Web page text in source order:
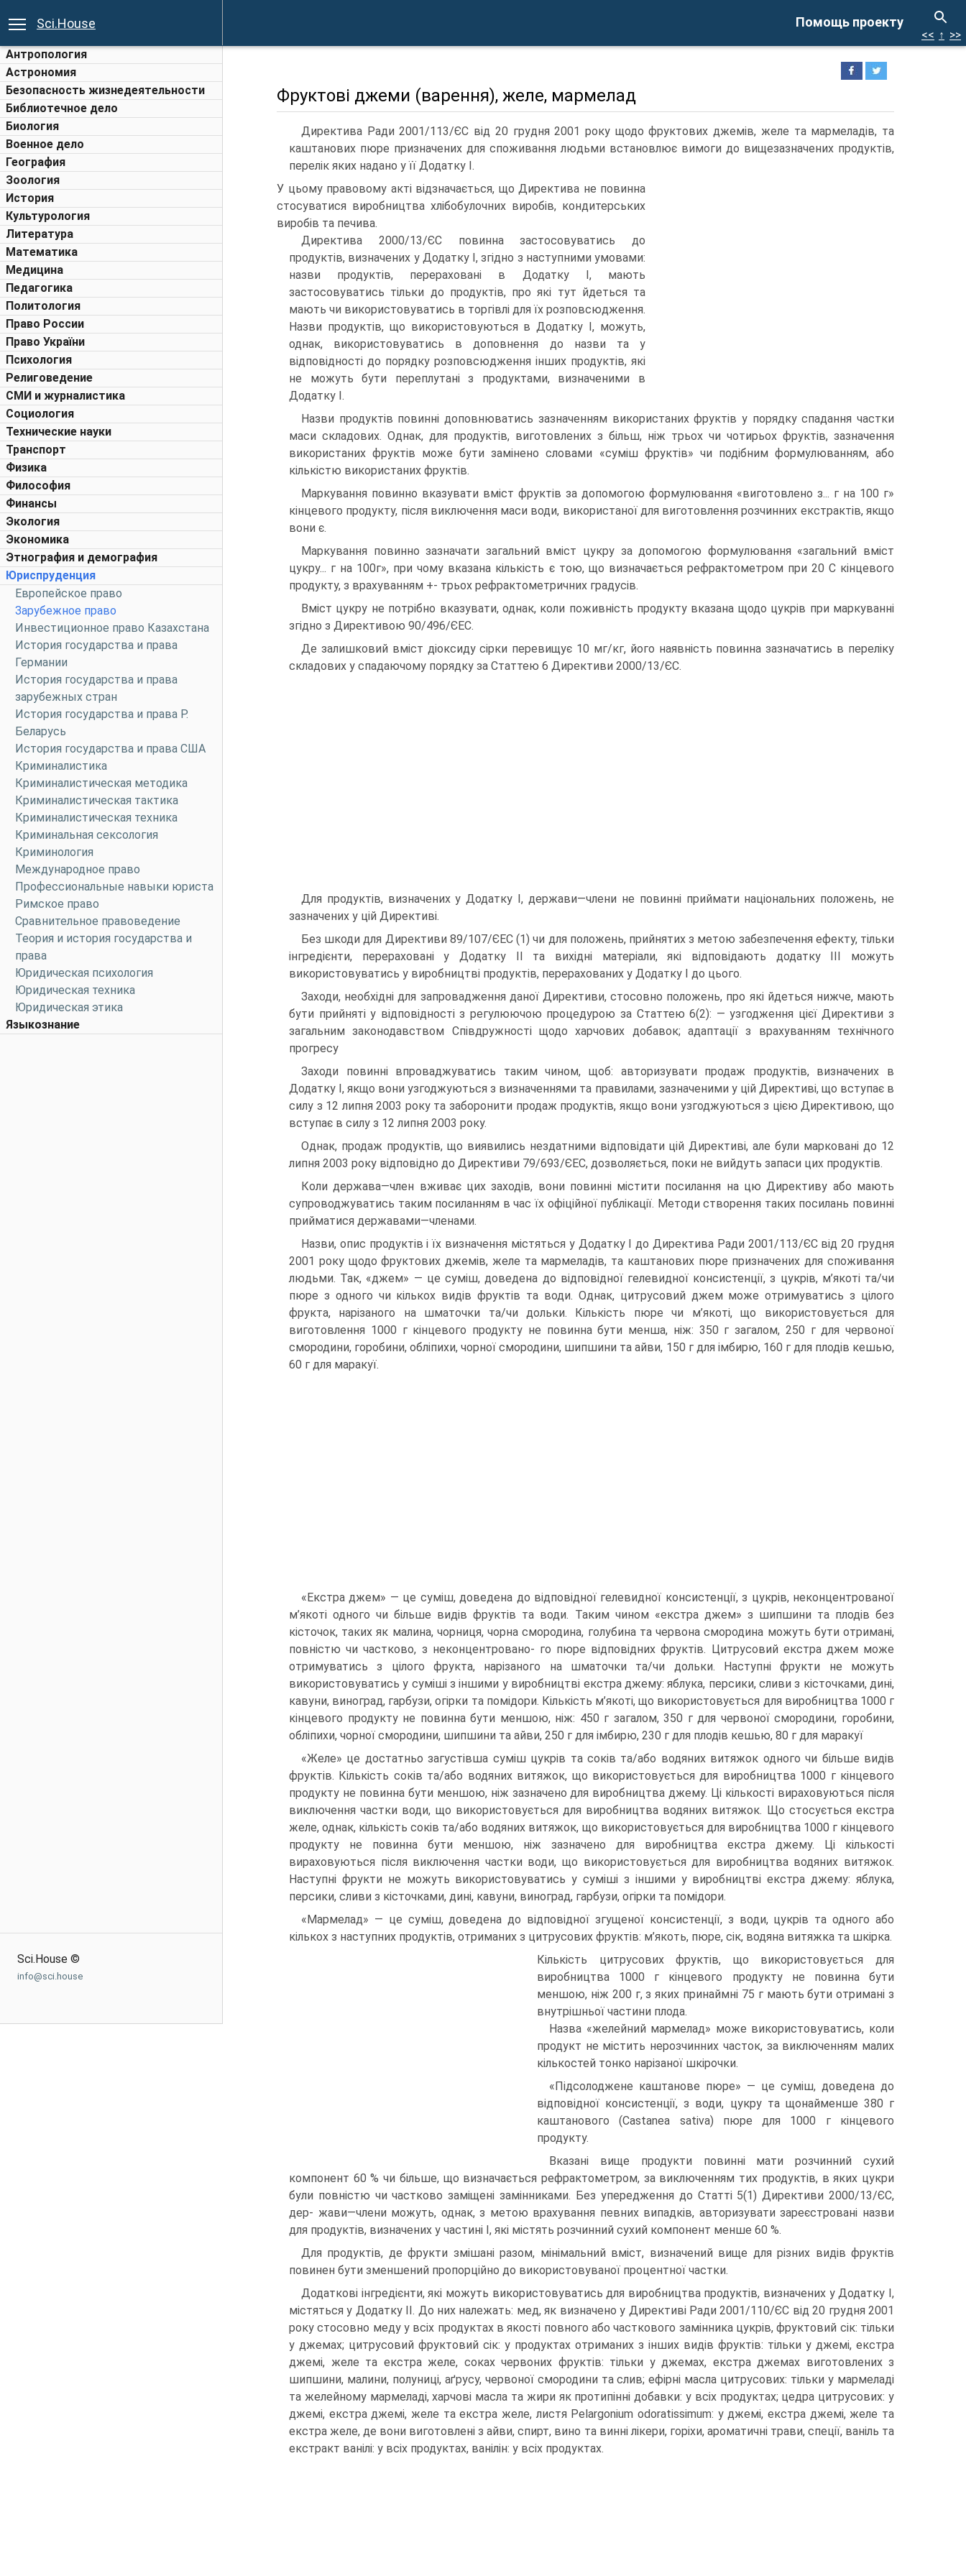
Помощь проекту
Sci.House
Антропология
Астрономия
Безопасность жизнедеятельности
Библиотечное дело
Биология
Военное дело
География
Зоология
История
Культурология
Литература
Математика
Медицина
Педагогика
Политология
Право России
Право України
Психология
Религоведение
СМИ и журналистика
Социология
Технические науки
Транспорт
Физика
Философия
Финансы
Экология
Экономика
Этнография и демография
Юриспруденция
Европейское право
Зарубежное право
Инвестиционное право Казахстана
История государства и права
Германии
История государства и права
зарубежных стран
История государства и права Р.
Беларусь
История государства и права США
Криминалистика
Криминалистическая методика
Криминалистическая тактика
Криминалистическая техника
Криминальная сексология
Криминология
Международное право
Профессиональные навыки юриста
Римское право
Сравнительное правоведение
Теория и история государства и
права
Юридическая психология
Юридическая техника
Юридическая этика
Языкознание
Sci.House ©
info@sci.house
<< ↑ >>
Фруктові джеми (варення), желе, мармелад
Директива Ради 2001/113/ЄС від 20 грудня 2001 року щодо фруктових джемів, желе та мармеладів, та
каштанових пюре призначених для споживання людьми встановлює вимоги до вищезазначених продуктів,
перелік яких надано у її Додатку І.
У цьому правовому акті відзначається, що Директива не повинна
стосуватися виробництва хлібобулочних виробів, кондитерських
виробів та печива.
Директива 2000/13/ЄС повинна застосовуватись до
продуктів, визначених у Додатку І, згідно з наступними умовами:
назви продуктів, перераховані в Додатку І, мають
застосовуватись тільки до продуктів, про які тут йдеться та
мають чи використовуватись в торгівлі для їх розповсюдження.
Назви продуктів, що використовуються в Додатку І, можуть,
однак, використовуватись в доповнення до назви та у
відповідності до порядку розповсюдження інших продуктів, які
не можуть бути переплутані з продуктами, визначеними в
Додатку І.
Назви продуктів повинні доповнюватись зазначенням використаних фруктів у порядку спадання частки
маси складових. Однак, для продуктів, виготовлених з більш, ніж трьох чи чотирьох фруктів, зазначення
використаних фруктів може бути замінено словами «суміш фруктів» чи подібним формулюванням, або
кількістю використаних фруктів.
Маркування повинно вказувати вміст фруктів за допомогою формулювання «виготовлено з... г на 100 г»
кінцевого продукту, після виключення маси води, використаної для виготовлення розчинних екстрактів, якщо
вони є.
Маркування повинно зазначати загальний вміст цукру за допомогою формулювання «загальний вміст
цукру... г на 100г», при чому вказана кількість є тою, що визначається рефрактометром при 20 С кінцевого
продукту, з врахуванням +- трьох рефрактометричних градусів.
Вміст цукру не потрібно вказувати, однак, коли поживність продукту вказана щодо цукрів при маркуванні
згідно з Директивою 90/496/ЄЕС.
Де залишковий вміст діоксиду сірки перевищує 10 мг/кг, його наявність повинна зазначатись в переліку
складових у спадаючому порядку за Статтею 6 Директиви 2000/13/ЄС.
Для продуктів, визначених у Додатку І, держави—члени не повинні приймати національних положень, не
зазначених у цій Директиві.
Без шкоди для Директиви 89/107/ЄЕС (1) чи для положень, прийнятих з метою забезпечення ефекту, тільки
інгредієнти, перераховані у Додатку ІІ та вихідні матеріали, які відповідають додатку ІІІ можуть
використовуватись у виробництві продуктів, перерахованих у Додатку І до цього.
Заходи, необхідні для запровадження даної Директиви, стосовно положень, про які йдеться нижче, мають
бути прийняті у відповідності з регулюючою процедурою за Статтею 6(2): — узгодження цієї Директиви з
загальним законодавством Співдружності щодо харчових добавок; адаптації з врахуванням технічного
прогресу
Заходи повинні впроваджуватись таким чином, щоб: авторизувати продаж продуктів, визначених в
Додатку І, якщо вони узгоджуються з визначеннями та правилами, зазначеними у цій Директиві, що вступає в
силу з 12 липня 2003 року та заборонити продаж продуктів, якщо вони узгоджуються з цією Директивою, що
вступає в силу з 12 липня 2003 року.
Однак, продаж продуктів, що виявились нездатними відповідати цій Директиві, але були марковані до 12
липня 2003 року відповідно до Директиви 79/693/ЄЕС, дозволяється, поки не вийдуть запаси цих продуктів.
Коли держава—член вживає цих заходів, вони повинні містити посилання на цю Директиву або мають
супроводжуватись таким посиланням в час їх офіційної публікації. Методи створення таких посилань повинні
прийматися державами—членами.
Назви, опис продуктів і їх визначення містяться у Додатку І до Директива Ради 2001/113/ЄС від 20 грудня
2001 року щодо фруктових джемів, желе та мармеладів, та каштанових пюре призначених для споживання
людьми. Так, «джем» — це суміш, доведена до відповідної гелевидної консистенції, з цукрів, м’якоті та/чи
пюре з одного чи кількох видів фруктів та води. Однак, цитрусовий джем може отримуватись з цілого
фрукта, нарізаного на шматочки та/чи дольки. Кількість пюре чи м’якоті, що використовується для
виготовлення 1000 г кінцевого продукту не повинна бути менша, ніж: 350 г загалом, 250 г для червоної
смородини, горобини, обліпихи, чорної смородини, шипшини та айви, 150 г для імбирю, 160 г для плодів кешью,
60 г для маракуї.
«Екстра джем» — це суміш, доведена до відповідної гелевидної консистенції, з цукрів, неконцентрованої
м’якоті одного чи більше видів фруктів та води. Таким чином «екстра джем» з шипшини та плодів без
кісточок, таких як малина, чорниця, чорна смородина, голубина та червона смородина можуть бути отримані,
повністю чи частково, з неконцентровано- го пюре відповідних фруктів. Цитрусовий екстра джем може
отримуватись з цілого фрукта, нарізаного на шматочки та/чи дольки. Наступні фрукти не можуть
використовуватись у суміші з іншими у виробництві екстра джему: яблука, персики, сливи з кісточками, дині,
кавуни, виноград, гарбузи, огірки та помідори. Кількість м’якоті, що використовується для виробництва 1000 г
кінцевого продукту не повинна бути меншою, ніж: 450 г загалом, 350 г для червоної смородини, горобини,
обліпихи, чорної смородини, шипшини та айви, 250 г для імбирю, 230 г для плодів кешью, 80 г для маракуї
«Желе» це достатньо загустівша суміш цукрів та соків та/або водяних витяжок одного чи більше видів
фруктів. Кількість соків та/або водяних витяжок, що використовується для виробництва 1000 г кінцевого
продукту не повинна бути меншою, ніж зазначено для виробництва джему. Ці кількості вираховуються після
виключення частки води, що використовується для виробництва водяних витяжок. Що стосується екстра
желе, однак, кількість соків та/або водяних витяжок, що використовується для виробництва 1000 г кінцевого
продукту не повинна бути меншою, ніж зазначено для виробництва екстра джему. Ці кількості
вираховуються після виключення частки води, що використовується для виробництва водяних витяжок.
Наступні фрукти не можуть використовуватись у суміші з іншими у виробництві екстра джему: яблука,
персики, сливи з кісточками, дині, кавуни, виноград, гарбузи, огірки та помідори.
«Мармелад» — це суміш, доведена до відповідної згущеної консистенції, з води, цукрів та одного або
кількох з наступних продуктів, отриманих з цитрусових фруктів: м’якоть, пюре, сік, водяна витяжка та шкірка.
Кількість цитрусових фруктів, що використовується для
виробництва 1000 г кінцевого продукту не повинна бути
меншою, ніж 200 г, з яких принаймні 75 г мають бути отримані з
внутрішньої частини плода.
Назва «желейний мармелад» може використовуватись, коли
продукт не містить нерозчинних часток, за виключенням малих
кількостей тонко нарізаної шкірочки.
«Підсолоджене каштанове пюре» — це суміш, доведена до
відповідної консистенції, з води, цукру та щонайменше 380 г
каштанового (Castanea sativa) пюре для 1000 г кінцевого
продукту.
Вказані вище продукти повинні мати розчинний сухий
компонент 60 % чи більше, що визначається рефрактометром, за виключенням тих продуктів, в яких цукри
були повністю чи частково заміщені замінниками. Без упередження до Статті 5(1) Директиви 2000/13/ЄС,
дер- жави—члени можуть, однак, з метою врахування певних випадків, авторизувати зареєстровані назви
для продуктів, визначених у частині І, які містять розчинний сухий компонент менше 60 %.
Для продуктів, де фрукти змішані разом, мінімальний вміст, визначений вище для різних видів фруктів
повинен бути зменшений пропорційно до використовуваної процентної частки.
Додаткові інгредієнти, які можуть використовуватись для виробництва продуктів, визначених у Додатку І,
містяться у Додатку ІІ. До них належать: мед, як визначено у Директиві Ради 2001/110/ЄС від 20 грудня 2001
року стосовно меду у всіх продуктах в якості повного або часткового замінника цукрів, фруктовий сік: тільки
у джемах; цитрусовий фруктовий сік: у продуктах отриманих з інших видів фруктів: тільки у джемі, екстра
джемі, желе та екстра желе, соках червоних фруктів: тільки у джемах, екстра джемах виготовлених з
шипшини, малини, полуниці, аґрусу, червоної смородини та слив; ефірні масла цитрусових: тільки у мармеладі
та желейному мармеладі, харчові масла та жири як протипінні добавки: у всіх продуктах; цедра цитрусових: у
джемі, екстра джемі, желе та екстра желе, листя Pelargonium odoratissimum: у джемі, екстра джемі, желе та
екстра желе, де вони виготовлені з айви, спирт, вино та винні лікери, горіхи, ароматичні трави, спеції, ваніль та
екстракт ванілі: у всіх продуктах, ванілін: у всіх продуктах.